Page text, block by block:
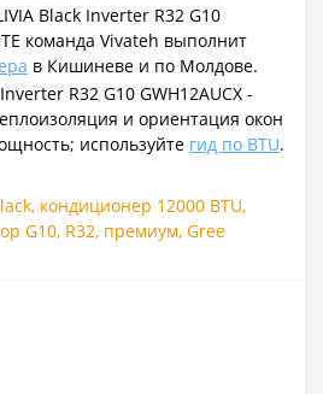
Black Inverter R32 G10
команда Vivateh выполнит
в Кишиневе и по Молдове.
R32 G10 GWH12AUCX -
и ориентация окон
используйте гид по BTU.
, кондиционер 12000 BTU,
G10, R32, премиум, Gree